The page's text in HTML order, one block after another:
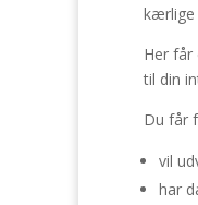
kærlige
Her
til din
Du får
vil
har